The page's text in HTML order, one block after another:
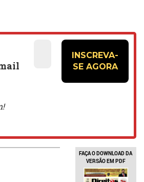
FAÇA O DOWNLOAD DA
VERSÃO EM PDF